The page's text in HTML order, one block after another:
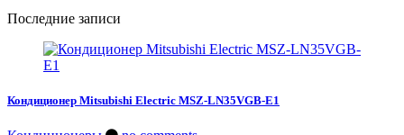
Последние записи
Кондиционер Mitsubishi Electric MSZ-LN35VGB-E1